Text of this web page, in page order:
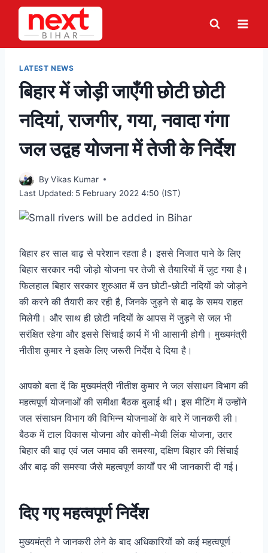
Skip
content
LATEST NEWS
बिहार में जोड़ी जाएँगी छोटी छोटी
नदियां, राजगीर, गया, नवादा गंगा
जल उद्वह योजना में तेजी के निर्देश
By Vikas Kumar
Last Updated: 5 February 2022 4:50 (IST)
बिहार हर साल बाढ़ से परेशान रहता है। इससे निजात पाने के लिए
बिहार सरकार नदी जोड़ो योजना पर तेजी से तैयारियों में जुट गया है।
फिलहाल बिहार सरकार शुरुआत में उन छोटी-छोटी नदियों को जोड़ने
की करने की तैयारी कर रही है, जिनके जुड़ने से बाढ़ के समय राहत
मिलेगी। और साथ ही छोटी नदियों के आपस में जुड़ने से जल भी
सरंक्षित रहेगा और इससे सिंचाई कार्य में भी आसानी होगी। मुख्यमंत्री
नीतीश कुमार ने इसके लिए जरूरी निर्देश दे दिया है।
आपको बता दें कि मुख्यमंत्री नीतीश कुमार ने जल संसाधन विभाग की
महत्वपूर्ण योजनाओं की समीक्षा बैठक बुलाई थी। इस मीटिंग में उन्होंने
जल संसाधन विभाग की विभिन्न योजनाओं के बारे में जानकरी ली।
बैठक में टाल विकास योजना और कोसी-मेची लिंक योजना, उतर
बिहार की बाढ़ एवं जल जमाव की समस्या, दक्षिण बिहार की सिंचाई
और बाढ़ की समस्या जैसे महत्वपूर्ण कार्यों पर भी जानकारी दी गई।
दिए गए महत्वपूर्ण निर्देश
मुख्यमंत्री ने जानकरी लेने के बाद अधिकारियों को कई महत्वपूर्ण